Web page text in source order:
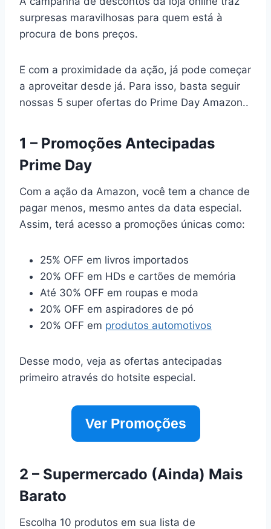
surpresas maravilhosas para quem está à
procura de bons preços.
E com a proximidade da ação, já pode começar
a aproveitar desde já. Para isso, basta seguir
nossas 5 super ofertas do Prime Day Amazon..
1 – Promoções Antecipadas
Prime Day
Com a ação da Amazon, você tem a chance de
pagar menos, mesmo antes da data especial.
Assim, terá acesso a promoções únicas como:
25% OFF em livros importados
20% OFF em HDs e cartões de memória
Até 30% OFF em roupas e moda
20% OFF em aspiradores de pó
20% OFF em produtos automotivos
Desse modo, veja as ofertas antecipadas
primeiro através do hotsite especial.
Ver Promoções
2 – Supermercado (Ainda) Mais
Barato
Escolha 10 produtos em sua lista de